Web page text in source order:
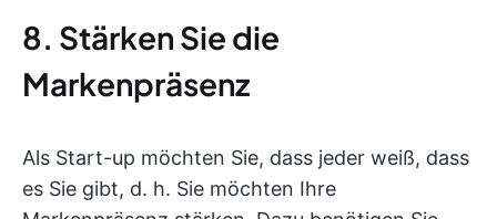
8. Stärken Sie die
Markenpräsenz
Als Start-up möchten Sie, dass jeder weiß, dass
es Sie gibt, d. h. Sie möchten Ihre